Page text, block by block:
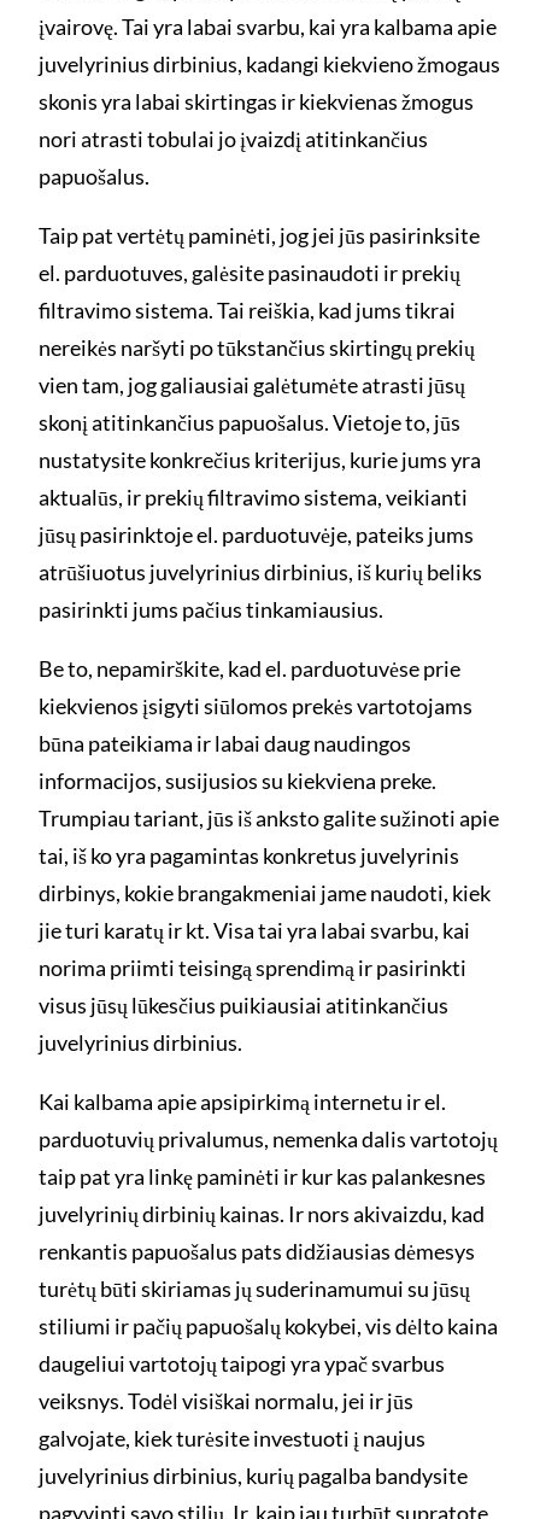
įvairovę. Tai yra labai svarbu, kai yra kalbama apie
juvelyrinius dirbinius, kadangi kiekvieno žmogaus
skonis yra labai skirtingas ir kiekvienas žmogus
nori atrasti tobulai jo įvaizdį atitinkančius
papuošalus.
Taip pat vertėtų paminėti, jog jei jūs pasirinksite
el. parduotuves, galėsite pasinaudoti ir prekių
filtravimo sistema. Tai reiškia, kad jums tikrai
nereikės naršyti po tūkstančius skirtingų prekių
vien tam, jog galiausiai galėtumėte atrasti jūsų
skonį atitinkančius papuošalus. Vietoje to, jūs
nustatysite konkrečius kriterijus, kurie jums yra
aktualūs, ir prekių filtravimo sistema, veikianti
jūsų pasirinktoje el. parduotuvėje, pateiks jums
atrūšiuotus juvelyrinius dirbinius, iš kurių beliks
pasirinkti jums pačius tinkamiausius.
Be to, nepamirškite, kad el. parduotuvėse prie
kiekvienos įsigyti siūlomos prekės vartotojams
būna pateikiama ir labai daug naudingos
informacijos, susijusios su kiekviena preke.
Trumpiau tariant, jūs iš anksto galite sužinoti apie
tai, iš ko yra pagamintas konkretus juvelyrinis
dirbinys, kokie brangakmeniai jame naudoti, kiek
jie turi karatų ir kt. Visa tai yra labai svarbu, kai
norima priimti teisingą sprendimą ir pasirinkti
visus jūsų lūkesčius puikiausiai atitinkančius
juvelyrinius dirbinius.
Kai kalbama apie apsipirkimą internetu ir el.
parduotuvių privalumus, nemenka dalis vartotojų
taip pat yra linkę paminėti ir kur kas palankesnes
juvelyrinių dirbinių kainas. Ir nors akivaizdu, kad
renkantis papuošalus pats didžiausias dėmesys
turėtų būti skiriamas jų suderinamumui su jūsų
stiliumi ir pačių papuošalų kokybei, vis dėlto kaina
daugeliui vartotojų taipogi yra ypač svarbus
veiksnys. Todėl visiškai normalu, jei ir jūs
galvojate, kiek turėsite investuoti į naujus
juvelyrinius dirbinius, kurių pagalba bandysite
pagyvinti savo stilių. Ir, kaip jau turbūt supratote,